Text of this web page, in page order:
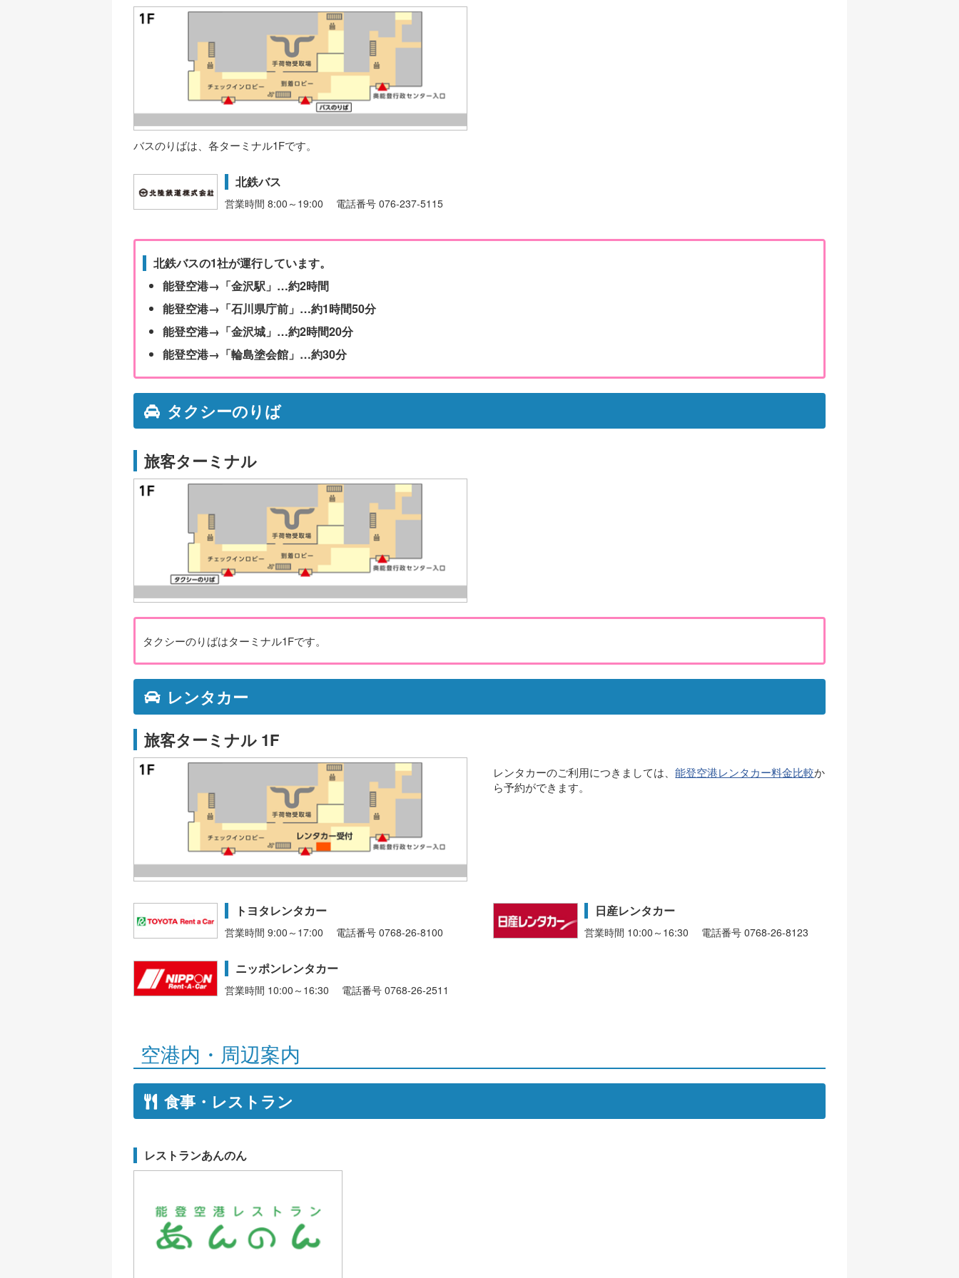
バスのりばは、各ターミナル1Fです。
北鉄バス
営業時間 8:00～19:00 電話番号 076-237-5115
北鉄バスの1社が運行しています。
能登空港→「金沢駅」…約2時間
能登空港→「石川県庁前」…約1時間50分
能登空港→「金沢城」…約2時間20分
能登空港→「輪島塗会館」…約30分
タクシーのりば
旅客ターミナル
タクシーのりばはターミナル1Fです。
レンタカー
旅客ターミナル 1F
レンタカーのご利用につきましては、能登空港レンタカー料金比較か
ら予約ができます。
トヨタレンタカー
営業時間 9:00～17:00 電話番号 0768-26-8100
日産レンタカー
営業時間 10:00～16:30 電話番号 0768-26-8123
ニッポンレンタカー
営業時間 10:00～16:30 電話番号 0768-26-2511
空港内・周辺案内
食事・レストラン
レストランあんのん